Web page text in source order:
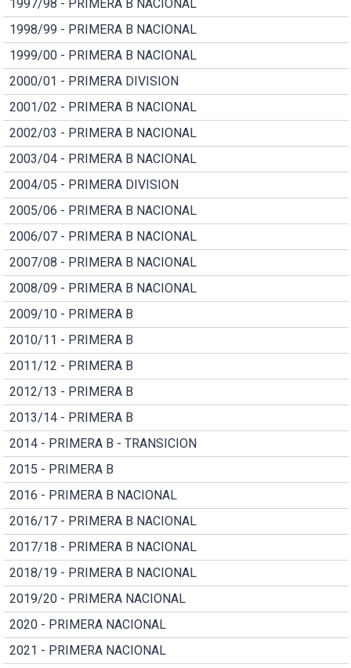
1997/98 - PRIMERA B NACIONAL
1998/99 - PRIMERA B NACIONAL
1999/00 - PRIMERA B NACIONAL
2000/01 - PRIMERA DIVISION
2001/02 - PRIMERA B NACIONAL
2002/03 - PRIMERA B NACIONAL
2003/04 - PRIMERA B NACIONAL
2004/05 - PRIMERA DIVISION
2005/06 - PRIMERA B NACIONAL
2006/07 - PRIMERA B NACIONAL
2007/08 - PRIMERA B NACIONAL
2008/09 - PRIMERA B NACIONAL
2009/10 - PRIMERA B
2010/11 - PRIMERA B
2011/12 - PRIMERA B
2012/13 - PRIMERA B
2013/14 - PRIMERA B
2014 - PRIMERA B - TRANSICION
2015 - PRIMERA B
2016 - PRIMERA B NACIONAL
2016/17 - PRIMERA B NACIONAL
2017/18 - PRIMERA B NACIONAL
2018/19 - PRIMERA B NACIONAL
2019/20 - PRIMERA NACIONAL
2020 - PRIMERA NACIONAL
2021 - PRIMERA NACIONAL